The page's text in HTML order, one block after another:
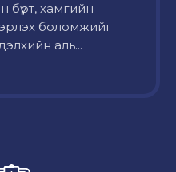
бүрт, хамгийн
боломжийг
аль...